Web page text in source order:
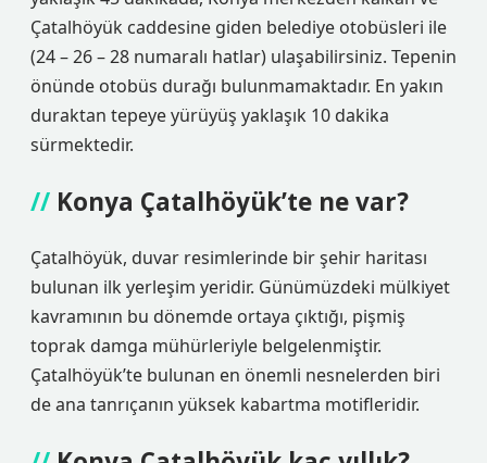
Çatalhöyük caddesine giden belediye otobüsleri ile
(24 – 26 – 28 numaralı hatlar) ulaşabilirsiniz. Tepenin
önünde otobüs durağı bulunmamaktadır. En yakın
duraktan tepeye yürüyüş yaklaşık 10 dakika
sürmektedir.
Konya Çatalhöyük’te ne var?
Çatalhöyük, duvar resimlerinde bir şehir haritası
bulunan ilk yerleşim yeridir. Günümüzdeki mülkiyet
kavramının bu dönemde ortaya çıktığı, pişmiş
toprak damga mühürleriyle belgelenmiştir.
Çatalhöyük’te bulunan en önemli nesnelerden biri
de ana tanrıçanın yüksek kabartma motifleridir.